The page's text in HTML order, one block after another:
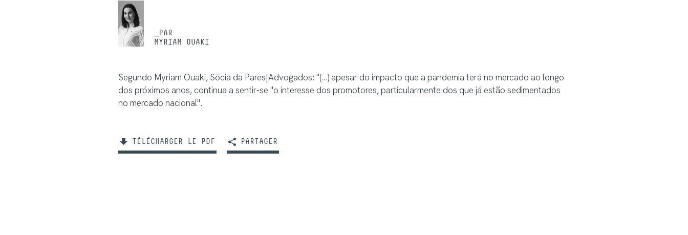
_PAR
MYRIAM OUAKI
Segundo Myriam Ouaki, Sócia da Pares|Advogados: "(...) apesar do impacto que a pandemia terá no mercado ao longo
dos próximos anos, continua a sentir-se "o interesse dos promotores, particularmente dos que já estão sedimentados
no mercado nacional".
TÉLÉCHARGER LE PDF PARTAGER